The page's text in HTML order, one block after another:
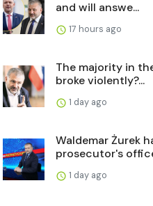
and will answe...
17 hours ago
The majority in
broke violently?...
1 day ago
Waldemar Żurek
prosecutor's
1 day ago